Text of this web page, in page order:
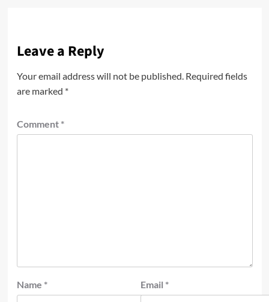
Leave a Reply
Your email address will not be published. Required fields
are marked *
Comment *
Name * Email *